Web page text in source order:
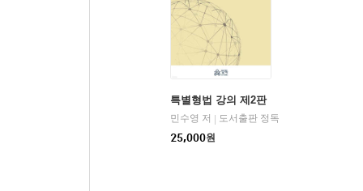
특별형법 강의 제2판
민수영 저
도서출판 정독
25,000원